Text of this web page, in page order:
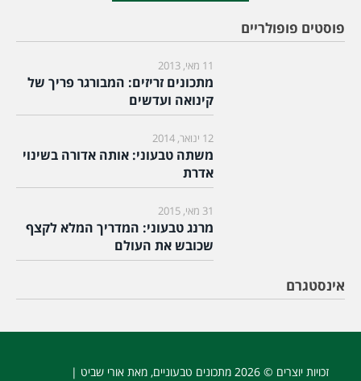
פוסטים פופולריים
11 מאי, 2013
מתכונים זריזים: המבורגר פריך של
קינואה ועדשים
12 ינואר, 2014
משתה טבעוני: אותה אדורה בשינוי
אדרת
31 מאי, 2015
מרנג טבעוני: המדריך המלא לקצף
שכובש את העולם
אינסטגרם
זכויות יוצרים © 2026 מתכונים טבעוניים, מאת אורי שביט |